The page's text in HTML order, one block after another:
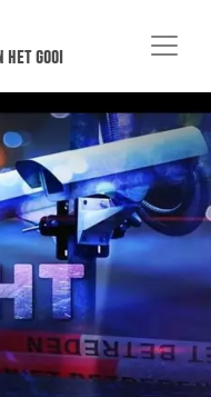
gooi